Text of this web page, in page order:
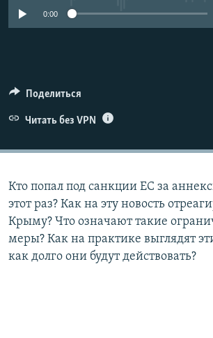
ПОБЕДИТЕЛЕЙ НЕ СУДЯТ?
УКРАИНСКАЯ ПРОБЛЕМА КРЫМА
ПРИСОЕДИНЯЙТЕСЬ!
0:00
Поделиться
Читать без VPN
Кто попал под санкции ЕС за
этот раз? Как на эту новость
Крыму? Что означают такие
меры? Как на практике выглядят
как долго они будут действовать?